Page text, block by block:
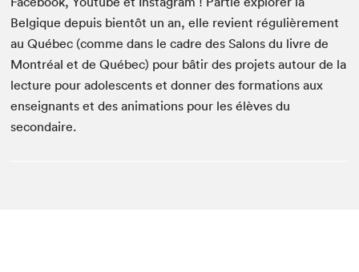
Belgique depuis bientôt un an, elle revient régulièrement
au Québec (comme dans le cadre des Salons du livre de
Montréal et de Québec) pour bâtir des projets autour de la
lecture pour adolescents et donner des formations aux
enseignants et des animations pour les élèves du
secondaire.